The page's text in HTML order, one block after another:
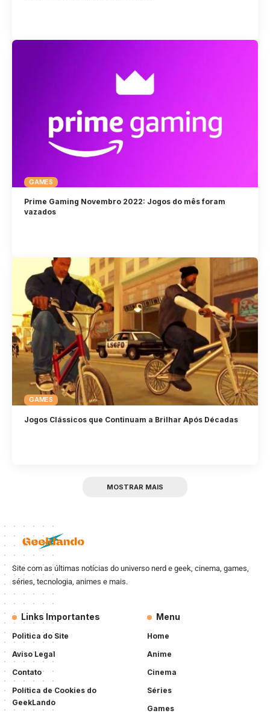
GAMES
Prime Gaming Novembro 2022: Jogos do mês foram
vazados
GAMES
Jogos Clássicos que Continuam a Brilhar Após Décadas
MOSTRAR MAIS
Site com as últimas notícias do universo nerd e geek, cinema, games,
séries, tecnologia, animes e mais.
Links Importantes
Politica do Site
Aviso Legal
Contato
Política de Cookies do
GeekLando
Menu
Home
Anime
Cinema
Séries
Games